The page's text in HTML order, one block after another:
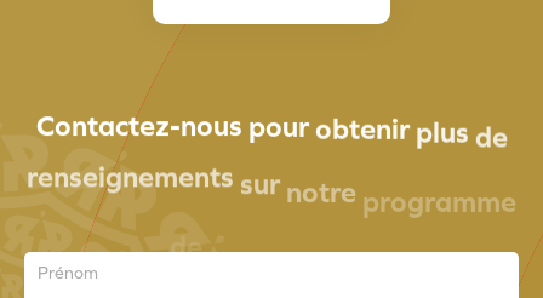
Contactez-nous pour obtenir plus de
renseignements sur notre programme
de
Prénom